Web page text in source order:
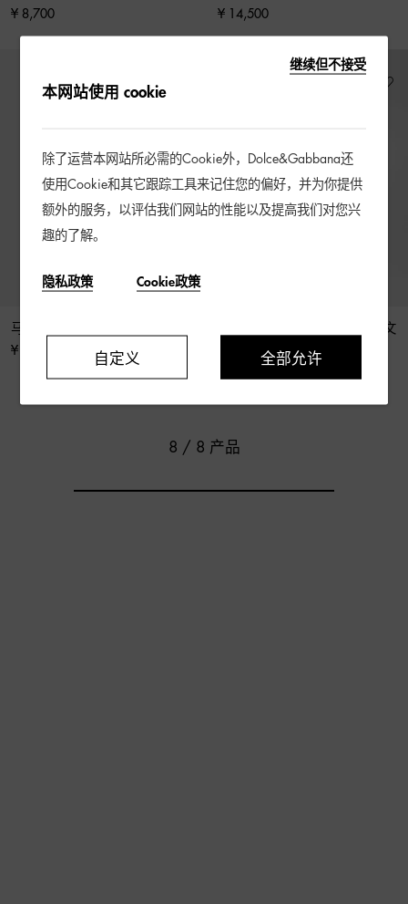
¥ 8,700
¥ 14,500
马约利卡印花素绉缎束身衣
¥ 10,500
明星同款真丝与蔷薇印花蕾丝文
8 / 8 产品
继续但不接受
本网站使用 cookie
除了运营本网站所必需的Cookie外，Dolce&Gabbana还
使用Cookie和其它跟踪工具来记住您的偏好，并为你提供
额外的服务，以评估我们网站的性能以及提高我们对您兴
趣的了解。
隐私政策 Cookie政策
自定义 全部允许